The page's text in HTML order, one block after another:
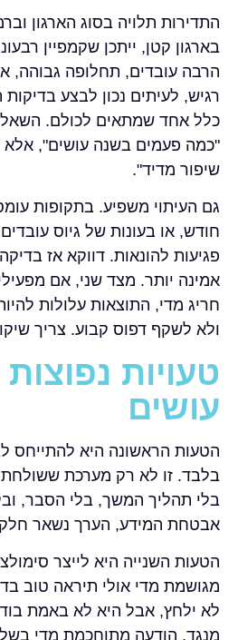
התדירות תלויה בסוג הארגון
בארגון קטן, ייתכן שקמפיין
הרבה עובדים, תחלופה גבוהה,
רגיש, לעיתים נכון לבצע בדיקות
כלל אחד שמתאים לכולם.
"כמה פעמים בשנה עושים",
שיפור מדיד".
גם העיתוי משפיע. בתקופות
חודש, או בעונות של גיוס
פגיעות להונאות. דווקא אז
אמינה יותר. מצד שני, אם
חריג מדי, התוצאות עלולות
ולא לשקף דפוס קבוע. צריך
טעויות
עושים
הטעות הראשונה היא להתייחס
בלבד. זו לא רק מערכת ששולחת
בלי תהליך המשך, בלי הסבר,
אבטחת המידע, הערך נשאר
הטעות השנייה היא לייצר
מגושמת מדי אולי תיראה טוב
לא ילחץ, אבל היא לא באמת
מנגד, הודעה מתוחכמת מדי